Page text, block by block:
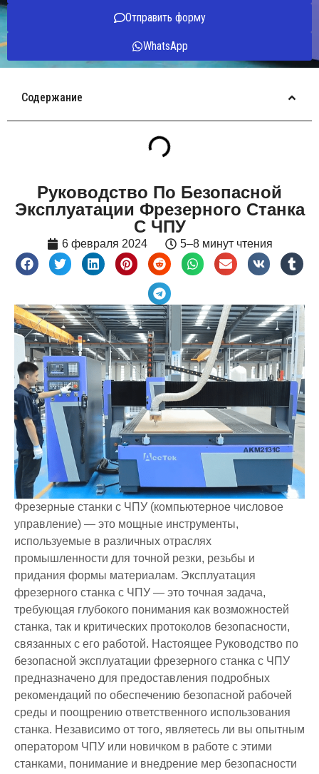
Отправить форму
WhatsApp
Содержание
Руководство По Безопасной
Эксплуатации Фрезерного Станка
С ЧПУ
6 февраля 2024 5–8 минут чтения
Фрезерные станки с ЧПУ (компьютерное числовое
управление) — это мощные инструменты,
используемые в различных отраслях
промышленности для точной резки, резьбы и
придания формы материалам. Эксплуатация
фрезерного станка с ЧПУ — это точная задача,
требующая глубокого понимания как возможностей
станка, так и критических протоколов безопасности,
связанных с его работой. Настоящее Руководство по
безопасной эксплуатации фрезерного станка с ЧПУ
предназначено для предоставления подробных
рекомендаций по обеспечению безопасной рабочей
среды и поощрению ответственного использования
станка. Независимо от того, являетесь ли вы опытным
оператором ЧПУ или новичком в работе с этими
станками, понимание и внедрение мер безопасности